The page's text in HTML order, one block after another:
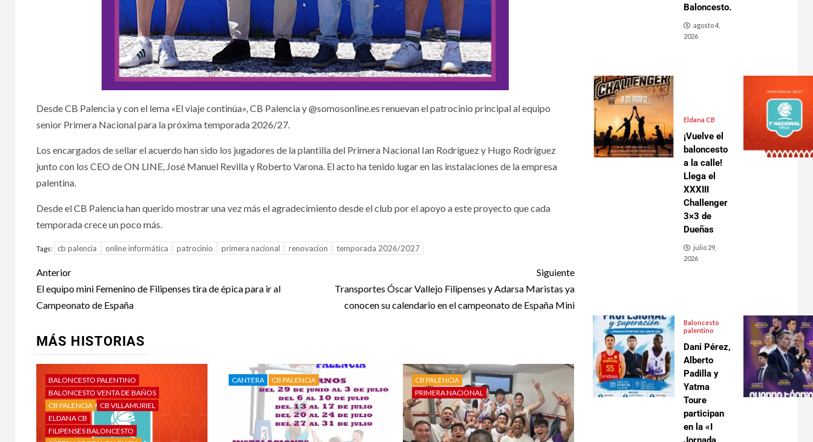
Desde CB Palencia y con el lema «El viaje continúa», CB Palencia y @somosonline.es renuevan el patrocinio principal al equipo
senior Primera Nacional para la próxima temporada 2026/27.
Los encargados de sellar el acuerdo han sido los jugadores de la plantilla del Primera Nacional Ian Rodríguez y Hugo Rodríguez
junto con los CEO de ON LINE, José Manuel Revilla y Roberto Varona. El acto ha tenido lugar en las instalaciones de la empresa
palentina.
Desde el CB Palencia han querido mostrar una vez más el agradecimiento desde el club por el apoyo a este proyecto que cada
temporada crece un poco más.
Tags: cb palencia online informática patrocinio primera nacional renovacion temporada 2026/2027
Anterior
El equipo mini Femenino de Filipenses tira de épica para ir al
Campeonato de España
Siguiente
Transportes Óscar Vallejo Filipenses y Adarsa Maristas ya
conocen su calendario en el campeonato de España Mini
MÁS HISTORIAS
BALONCESTO PALENTINO
BALONCESTO VENTA DE BAÑOS
CB PALENCIA
CB VILLAMURIEL
ELDANA CB
FILIPENSES BALONCESTO
CANTERA CB PALENCIA
CB PALENCIA
PRIMERA NACIONAL
Baloncesto.
agosto 4,
2026
Eldana CB
¡Vuelve el
baloncesto
a la calle!
Llega el
XXXIII
Challenger
3×3 de
Dueñas
julio 29,
2026
Baloncesto
palentino
Dani Pérez,
Alberto
Padilla y
Yatma
Toure
participan
en la «I